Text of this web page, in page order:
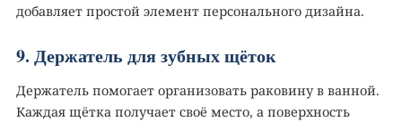
добавляет простой элемент персонального дизайна.
9. Держатель для зубных щёток
Держатель помогает организовать раковину в ванной.
Каждая щётка получает своё место, а поверхность